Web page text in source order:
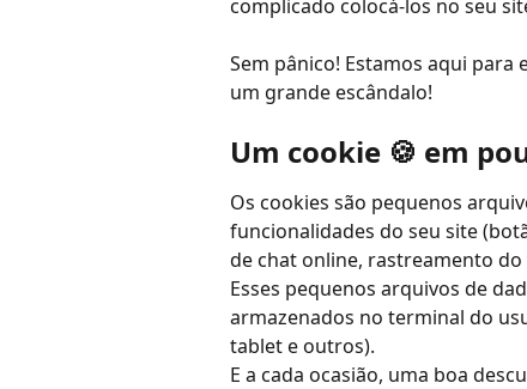
complicado colocá-los no seu
Sem pânico! Estamos aqui para
um grande escândalo!
Um cookie 🍪 em
Os cookies são pequenos
funcionalidades do seu site
de chat online, rastreamento
Esses pequenos arquivos de
armazenados no terminal do
tablet e outros).
E a cada ocasião, uma boa